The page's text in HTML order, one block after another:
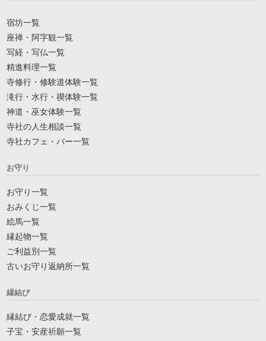
宿坊一覧
座禅・阿字観一覧
写経・写仏一覧
精進料理一覧
寺修行・修験道体験一覧
滝行・水行・禊体験一覧
神道・巫女体験一覧
寺社の人生相談一覧
寺社カフェ・バー一覧
お守り
お守り一覧
おみくじ一覧
絵馬一覧
縁起物一覧
ご利益別一覧
古いお守り返納所一覧
縁結び
縁結び・恋愛成就一覧
子宝・安産祈願一覧